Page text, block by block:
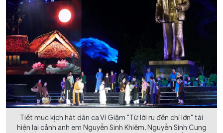
Tiết mục kịch hát dân ca Ví Giặm "Từ lời ru đến chí lớn" tái
hiện lại cảnh anh em Nguyễn Sinh Khiêm, Nguyễn Sinh Cung